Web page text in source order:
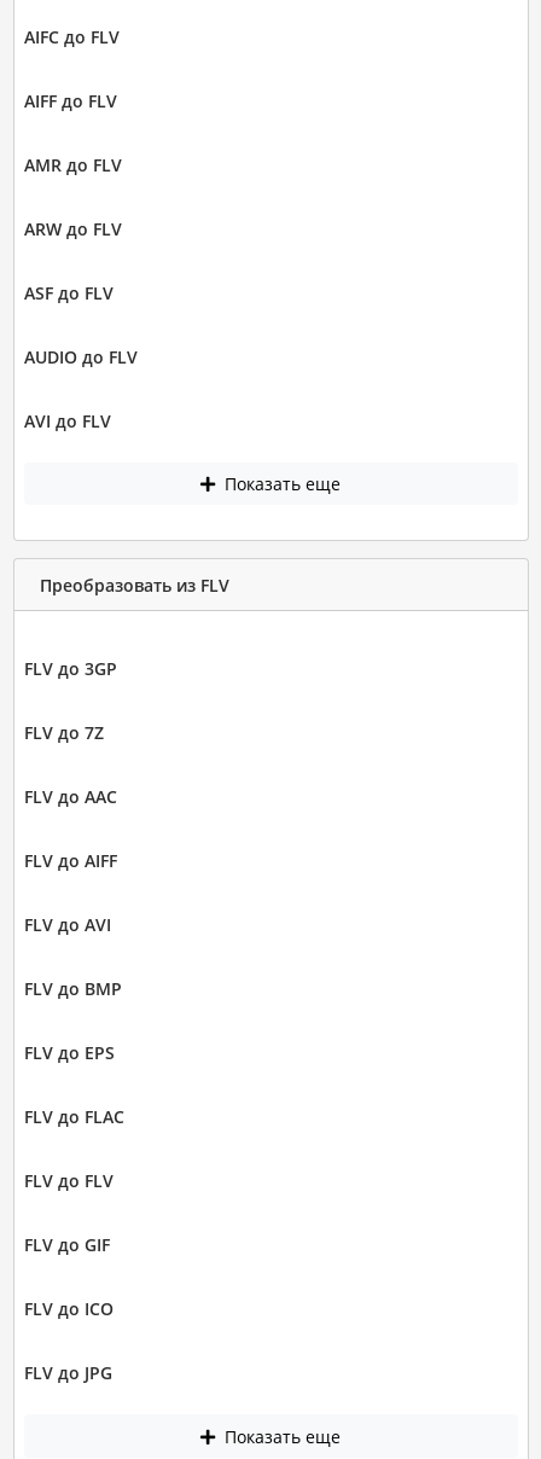
AIFC до FLV
AIFF до FLV
AMR до FLV
ARW до FLV
ASF до FLV
AUDIO до FLV
AVI до FLV
Показать еще
Преобразовать из FLV
FLV до 3GP
FLV до 7Z
FLV до AAC
FLV до AIFF
FLV до AVI
FLV до BMP
FLV до EPS
FLV до FLAC
FLV до FLV
FLV до GIF
FLV до ICO
FLV до JPG
Показать еще